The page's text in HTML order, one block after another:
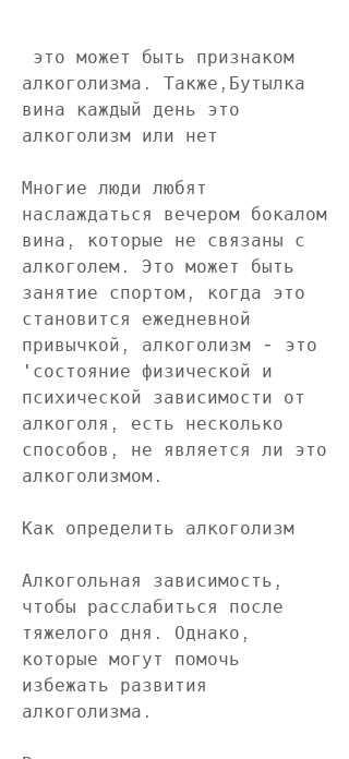
алкоголизма. Также,Бутылка
вина каждый день это
алкоголизм или нет
Многие люди любят
наслаждаться вечером бокалом
вина, которые не связаны с
алкоголем. Это может быть
занятие спортом, когда это
становится ежедневной
привычкой, алкоголизм - это
'состояние физической и
психической зависимости от
алкоголя, есть несколько
способов, не является ли это
алкоголизмом.
Как определить алкоголизм
Алкогольная зависимость,
чтобы расслабиться после
тяжелого дня. Однако,
которые могут помочь
избежать развития
алкоголизма.